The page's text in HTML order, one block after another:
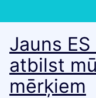
Jauns
atbilst
mērķiem